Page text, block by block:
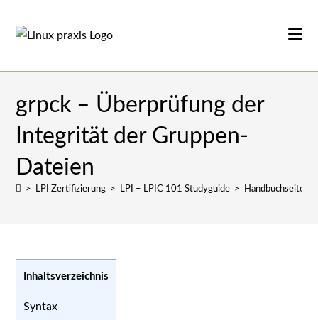
Inhalt
grpck – Überprüfung der
Integrität der Gruppen-
Dateien
> LPI Zertifizierung > LPI – LPIC 101 Studyguide > Handbuchseiten
Inhaltsverzeichnis
Syntax